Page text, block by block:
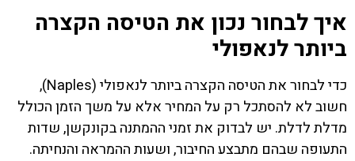
איך לבחור נכון את הטיסה הקצרה
ביותר לנאפולי
כדי לבחור את הטיסה הקצרה ביותר לנאפולי (Naples),
חשוב לא להסתכל רק על המחיר אלא על משך הזמן הכולל
מדלת לדלת. יש לבדוק את זמני ההמתנה בקונקשן, שדות
התעופה שבהם מתבצע החיבור, ושעות ההמראה והנחיתה.